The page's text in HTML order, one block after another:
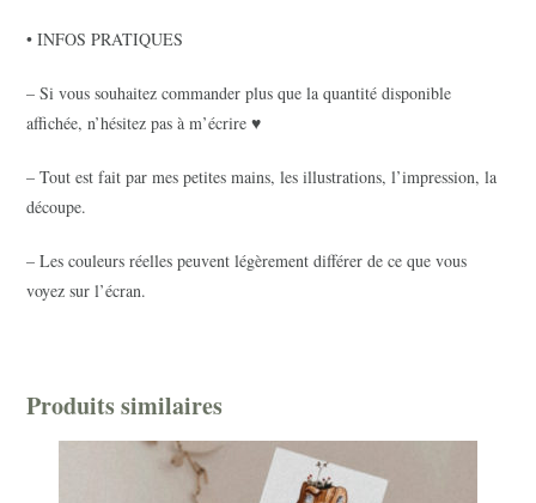
• INFOS PRATIQUES
– Si vous souhaitez commander plus que la quantité disponible
affichée, n’hésitez pas à m’écrire ♥
– Tout est fait par mes petites mains, les illustrations, l’impression, la
découpe.
– Les couleurs réelles peuvent légèrement différer de ce que vous
voyez sur l’écran.
Produits similaires